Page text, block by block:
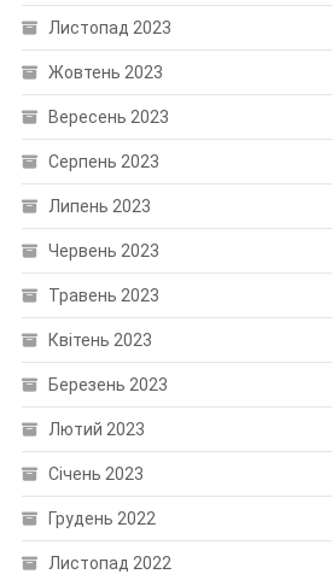
Листопад 2023
Жовтень 2023
Вересень 2023
Серпень 2023
Липень 2023
Червень 2023
Травень 2023
Квітень 2023
Березень 2023
Лютий 2023
Січень 2023
Грудень 2022
Листопад 2022